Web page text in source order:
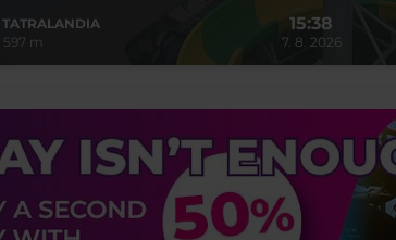
TATRALANDIA
597 m
15:38
7. 8. 2026